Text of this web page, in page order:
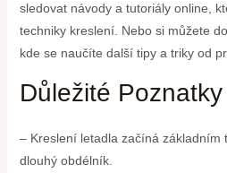
sledovat návody a tutoriály online,
techniky kreslení. Nebo si můžete
kde se naučíte další tipy a triky od
Důležité
– Kreslení letadla začíná základním
dlouhý obdélník.